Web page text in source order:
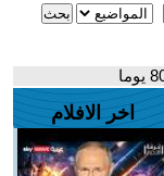
اخر الافلام